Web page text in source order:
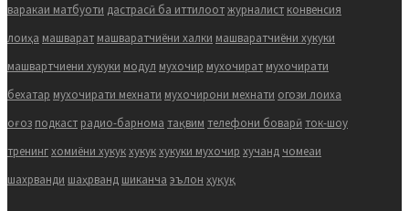
варакаи матбуоти дастрасӣ ба иттилоотжурналист конвенсия
лоиҳа машварат машваратчиёни халки машваратчиёни хукуки
машвартчиени хукуки модул мухочир мухочират мухочирати
бехатар мухочирати мехнати мухочирони мехнати огози лоиха
оғоз подкаст радио-барнома тақвим телефони боварӣток-шоу
тренингхомиёни хукукхукукхукуки мухочир хучанд чомеаи
шахрванди шаҳрванд шиканча эълон ҳуқуқ